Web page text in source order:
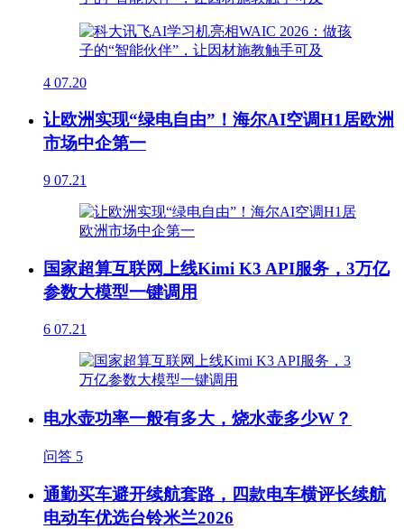
4 07.20
让欧洲实现“绿电自由”！海尔AI空调H1居欧洲
市场中企第一
9 07.21
国家超算互联网上线Kimi K3 API服务，3万亿
参数大模型一键调用
6 07.21
电水壶功率一般有多大，烧水壶多少W？
问答 5
通勤买车避开续航套路，四款电车横评长续航
电动车优选台铃米兰2026